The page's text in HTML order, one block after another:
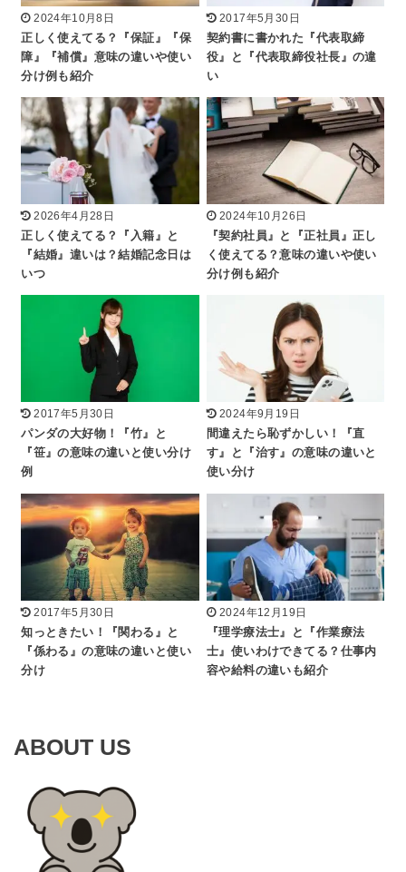
2024年10月8日
正しく使えてる？『保証』『保
障』『補償』意味の違いや使い
分け例も紹介
2017年5月30日
契約書に書かれた『代表取締
役』と『代表取締役社長』の違
い
2026年4月28日
正しく使えてる？『入籍』と
『結婚』違いは？結婚記念日は
いつ
2024年10月26日
『契約社員』と『正社員』正し
く使えてる？意味の違いや使い
分け例も紹介
2017年5月30日
パンダの大好物！『竹』と
『笹』の意味の違いと使い分け
例
2024年9月19日
間違えたら恥ずかしい！『直
す』と『治す』の意味の違いと
使い分け
2017年5月30日
知っときたい！『関わる』と
『係わる』の意味の違いと使い
分け
2024年12月19日
『理学療法士』と『作業療法
士』使いわけできてる？仕事内
容や給料の違いも紹介
ABOUT US